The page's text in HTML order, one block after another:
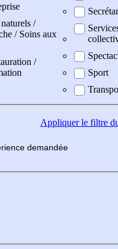
/
/ Soins aux
/
Sport
Appliquerle filtre
demandée